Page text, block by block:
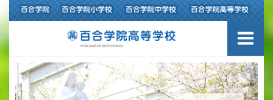
学校紹介
アクセスマップ